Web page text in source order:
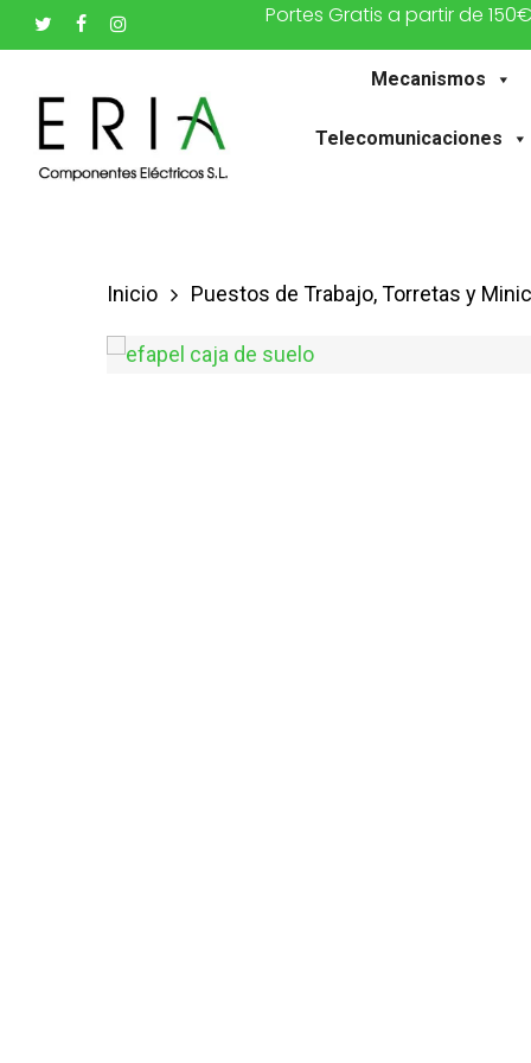
Saltar
al
contenido
principal
twitter facebookinstagram Portes Gratis a partir de
Mecanismos
Telecomunicaciones
Inicio Puestos de Trabajo, Torretas y